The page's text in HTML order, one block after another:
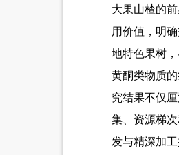
大果山楂的
用价值，明
地特色果树
黄酮类物质
究结果不仅
集、资源梯
发与精深加工